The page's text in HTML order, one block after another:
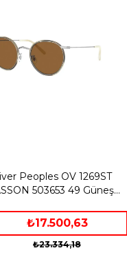
Peoples OV 1269ST
503653 49 Güneş
₺17.500,63
₺23.334,18